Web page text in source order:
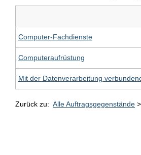
Computer-Fachdienste
Computeraufrüstung
Mit der Datenverarbeitung
Zurück zu: Alle Auftragsgegenstände